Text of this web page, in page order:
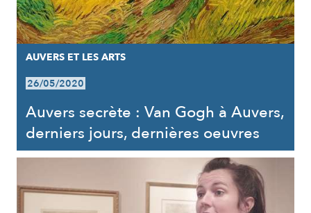
AUVERS ET LES ARTS
26/05/2020
Auvers secrète : Van Gogh à Auvers,
derniers jours, dernières oeuvres